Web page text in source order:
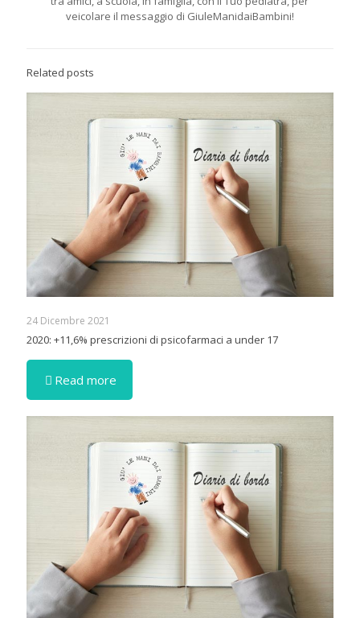
veicolare il messaggio di GiuleManidaiBambini!
Related posts
24 Dicembre 2021
2020: +11,6% prescrizioni di psicofarmaci a under 17
Read more